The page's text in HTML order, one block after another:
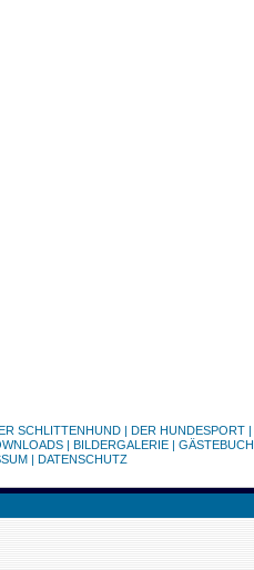
SCHLITTENHUND| DER HUNDESPORT|
| BILDERGALERIE| GÄSTEBUCH
| DATENSCHUTZ